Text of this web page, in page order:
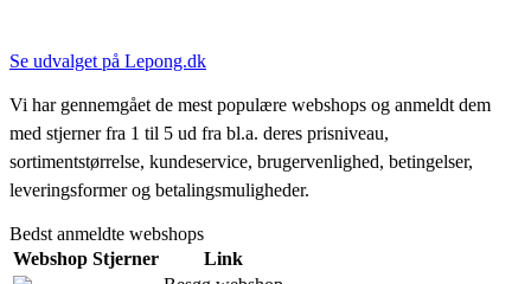
Se udvalget på Lepong.dk
Vi har gennemgået de mest populære webshops og anmeldt dem
med stjerner fra 1 til 5 ud fra bl.a. deres prisniveau,
sortimentstørrelse, kundeservice, brugervenlighed, betingelser,
leveringsformer og betalingsmuligheder.
Bedst anmeldte webshops
Webshop Stjerner
Link